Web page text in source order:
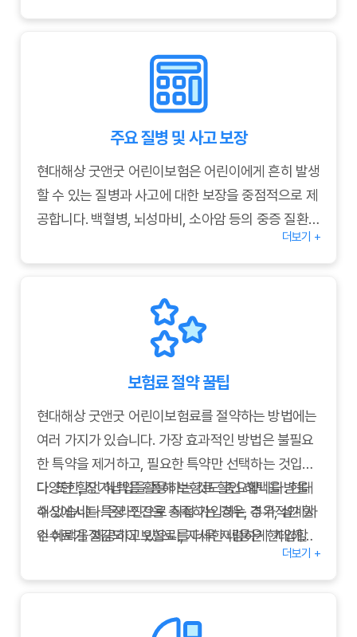
골절진단비:골절 진단 시 진단비를 지급합니다.
깁스 치료 시 치료비를 지급합니다.
주요 질병 및 사고 보장
현대해상 굿앤굿 어린이보험은 어린이에게 흔히 발생
할 수 있는 질병과 사고에 대한 보장을 중점적으로 제
공합니다. 백혈병, 뇌성마비, 소아암 등의 중증 질환부
터 일반적인 감기, 발열 등의 질병까지 폭넓게 보장하
며, 골절, 화상, 교통사고 등 다양한 사고에 대한 치료
자 또는 현대해상 홈페이지를 참고하시기 바랍니다.
더보기 +
보험료 절약 꿀팁
현대해상 굿앤굿 어린이보험료를 절약하는 방법에는
여러 가지가 있습니다. 가장 효과적인 방법은 불필요
한 특약을 제거하고, 필요한 특약만 선택하는 것입니
다. 또한, 장기납입을 통해 보험료 할인 혜택을 받을
수 있습니다. 온라인으로 직접 가입하는 경우, 설계사
수수료가 절감되어 보험료를 더욱 저렴하게 가입할
다양한 할인 혜택을 활용하는 것도 중요합니다. 현대
해상에서는 특정 조건을 충족하는 경우, 추가적인 할
인 혜택을 제공하고 있으니, 자세한 내용은 현대해상
더보기 +